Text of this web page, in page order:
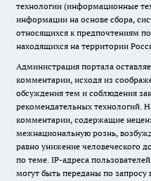
технологии (информационные
информации на основе сбора,
относящихся к предпочтениям
находящихся на территории
Администрация портала
комментарии, исходя из
обсуждения тем и соблюдения
рекомендательных технологий.
комментарии, содержащие
межнациональную рознь,
равно унижение человеческого
по теме. IP-адреса
могут быть переданы по